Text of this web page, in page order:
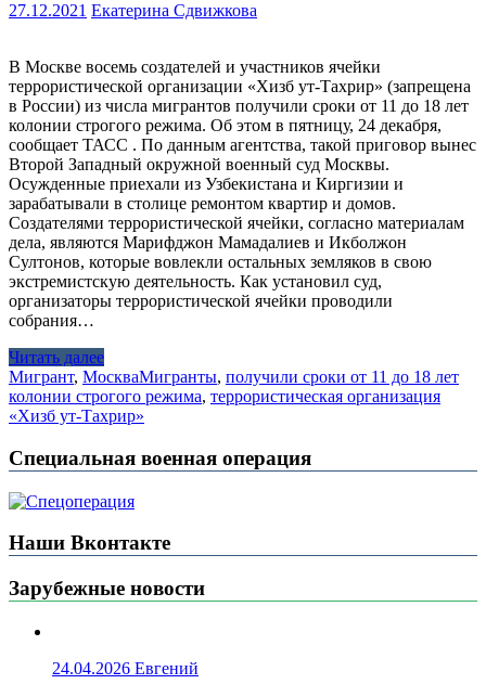
27.12.2021 Екатерина Сдвижкова
В Москве восемь создателей и участников ячейки
террористической организации «Хизб ут-Тахрир» (запрещена
в России) из числа мигрантов получили сроки от 11 до 18 лет
колонии строгого режима. Об этом в пятницу, 24 декабря,
сообщает ТАСС . По данным агентства, такой приговор вынес
Второй Западный окружной военный суд Москвы.
Осужденные приехали из Узбекистана и Киргизии и
зарабатывали в столице ремонтом квартир и домов.
Создателями террористической ячейки, согласно материалам
дела, являются Марифджон Мамадалиев и Икболжон
Султонов, которые вовлекли остальных земляков в свою
экстремистскую деятельность. Как установил суд,
организаторы террористической ячейки проводили
собрания…
Читать далее
Мигрант, МоскваМигранты, получили сроки от 11 до 18 лет
колонии строгого режима, террористическая организация
«Хизб ут-Тахрир»
Специальная военная операция
Наши Вконтакте
Зарубежные новости
24.04.2026 Евгений